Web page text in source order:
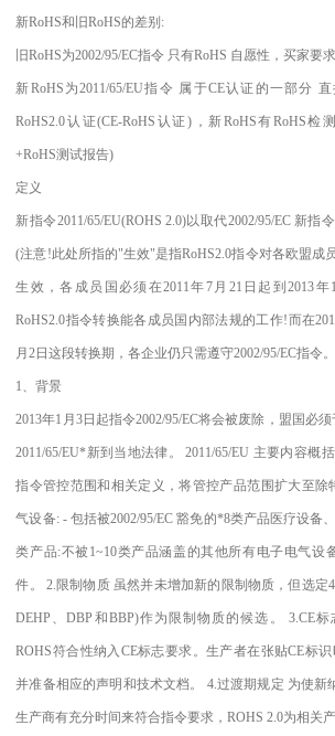
新RoHS和旧RoHS的差别:
旧RoHS为2002/95/EC指令 只有RoHS 自愿性，买家要求
新RoHS为2011/65/EU指令 属于CE认证的一部分
RoHS2.0认证(CE-RoHS认证)，新RoHS有RoHS检
+RoHS测试报告)
定义
新指令2011/65/EU(ROHS 2.0)以取代2002/95/EC 新指
(注意!此处所指的"生效"是指RoHS2.0指令对各欧盟成
生效，各成员国必须在2011年7月21日起到2013
RoHS2.0指令转换能各成员国内部法规的工作!而在
月2日这段转换期，各企业仍只需遵守2002/95/EC指令
1、背景
2013年1月3日起指令2002/95/EC将会被废除，盟国必
2011/65/EU*新到当地法律。 2011/65/EU 主要内容概
指令管控范围和相关定义，将管控产品范围扩大至除
气设备: - 包括被2002/95/EC 豁免的*8类产品医疗设备
类产品:不被1~10类产品涵盖的其他所有电子电气设
件。 2.限制物质 虽然并未增加新的限制物质，但选定
DEHP、DBP和BBP)作为限制物质的候选。 3.CE
ROHS符合性纳入CE标志要求。生产者在张贴CE标
并准备相应的声明和技术文档。 4.过渡期规定 为使新
生产商有充分时间来符合指令要求，ROHS 2.0为相关